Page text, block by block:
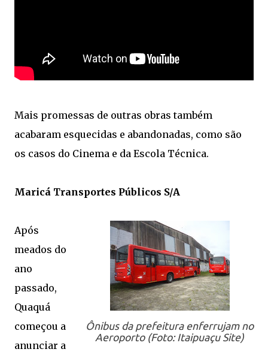
Mais promessas de outras obras também
acabaram esquecidas e abandonadas, como são
os casos do Cinema e da Escola Técnica.
Maricá Transportes Públicos S/A
Ônibus da prefeitura enferrujam no
Aeroporto (Foto: Itaipuaçu Site)
Após
meados do
ano
passado,
Quaquá
começou a
anunciar a